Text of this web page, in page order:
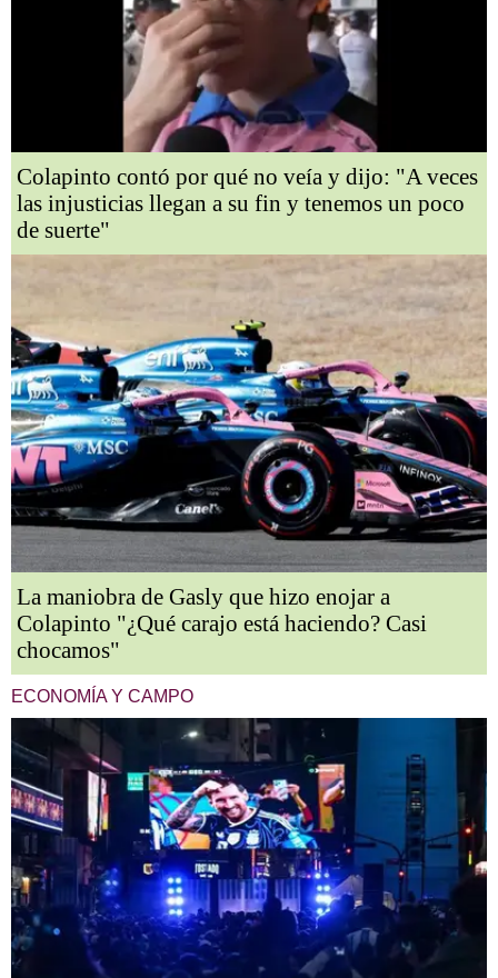
Colapinto contó por qué no veía y dijo: "A veces
las injusticias llegan a su fin y tenemos un poco
de suerte"
La maniobra de Gasly que hizo enojar a
Colapinto "¿Qué carajo está haciendo? Casi
chocamos"
ECONOMÍA Y CAMPO